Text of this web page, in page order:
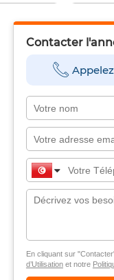
Contacter
Appelez
En cliquant sur
d’Utilisationet notre